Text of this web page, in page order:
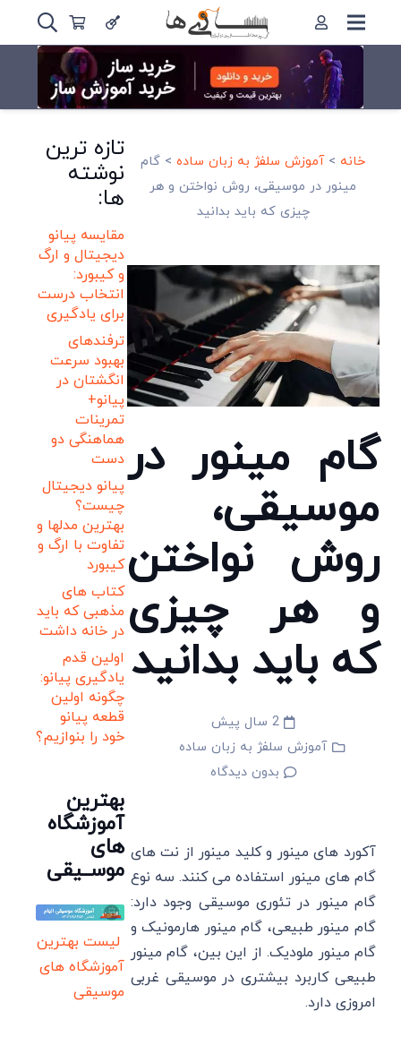
خانه >آموزش سلفژ به زبان ساده> گام
مینور در موسیقی، روش نواختن و هر
چیزی که باید بدانید
گام مینور در
موسیقی،
روش نواختن
و هر چیزی
که باید بدانید
2 سال پیش
آموزش سلفژ به زبان ساده
بدون دیدگاه
آکورد های مینور و کلید مینور از نت های
گام های مینور استفاده می کنند. سه نوع
گام مینور در تئوری موسیقی وجود دارد:
گام مینور طبیعی، گام مینور هارمونیک و
گام مینور ملودیک. از این بین، گام مینور
طبیعی کاربرد بیشتری در موسیقی غربی
امروزی دارد.
تازه ترین
نوشته
ها:
مقایسه پیانو
دیجیتال و ارگ
و کیبورد:
انتخاب درست
برای یادگیری
ترفندهای
بهبود سرعت
انگشتان در
پیانو+
تمرینات
هماهنگی دو
دست
پیانو دیجیتال
چیست؟
بهترین مدلها و
تفاوت با ارگ و
کیبورد
کتاب های
مذهبی که باید
در خانه داشت
اولین قدم
یادگیری پیانو:
چگونه اولین
قطعه پیانو
خود را بنوازیم؟
بهترین
آموزشگاه
های
موســیقی
لیست بهترین
آموزشگاه های
موسیقی
آموزش